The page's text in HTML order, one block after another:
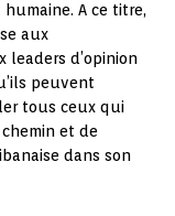
A ce titre,
aux
d’opinion
peuvent
tous ceux qui
et de
dans son